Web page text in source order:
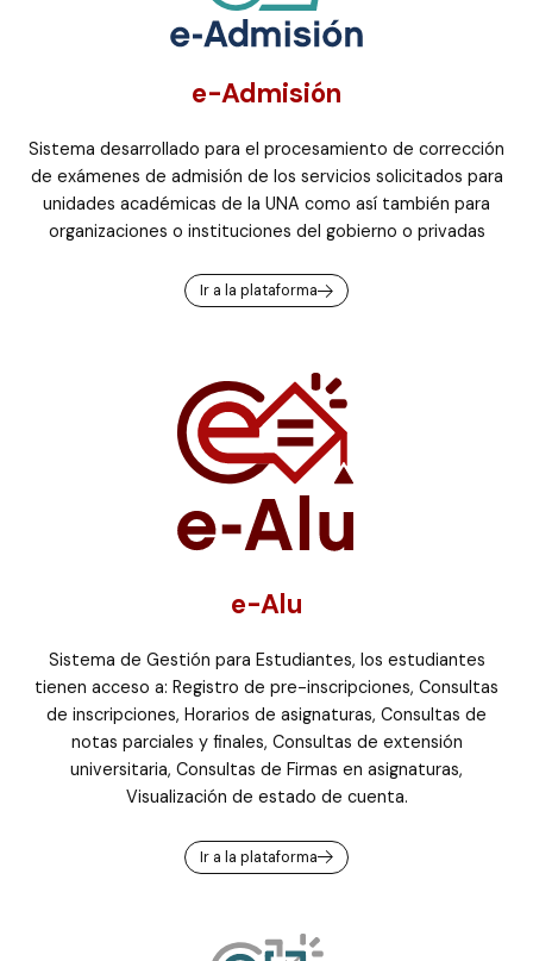
e-Admisión
Sistema desarrollado para el procesamiento de corrección
de exámenes de admisión de los servicios solicitados para
unidades académicas de la UNA como así también para
organizaciones o instituciones del gobierno o privadas
Ir a la plataforma
e-Alu
Sistema de Gestión para Estudiantes, los estudiantes
tienen acceso a: Registro de pre-inscripciones, Consultas
de inscripciones, Horarios de asignaturas, Consultas de
notas parciales y finales, Consultas de extensión
universitaria, Consultas de Firmas en asignaturas,
Visualización de estado de cuenta.
Ir a la plataforma